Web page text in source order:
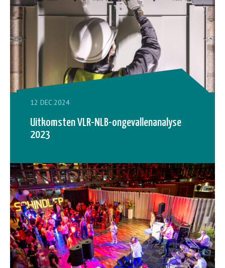
12 DEC 2024
Uitkomsten VLR-NLB-ongevallenanalyse
2023